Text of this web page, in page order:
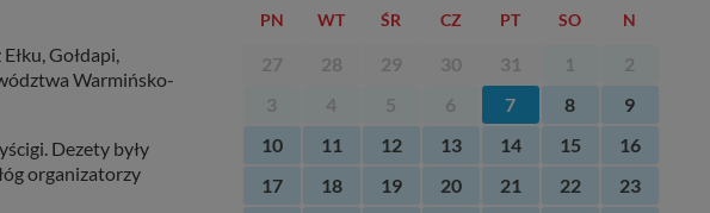
Gołdapi,
Warmińsko-
Dezety były
organizatorzy
PN WT ŚR CZ PT SO N
27 28 29 30 31 1
2
3
4 5 6 7 8
9
10
11 12 13 14 15
16
17
18 19 20 21 22
23